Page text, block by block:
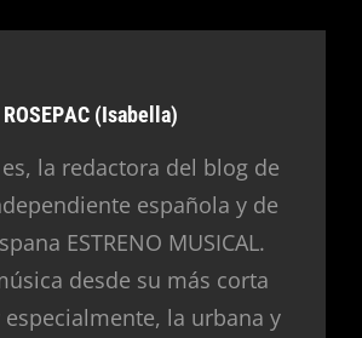
Autor:
ROSEPAC (Isabella)
es, la redactora del blog de
española y de
ESTRENO MUSICAL.
desde su más corta
la urbana y